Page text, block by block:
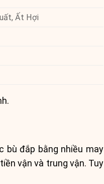
Ất Hợi
bù đắp bằng nhiều may
vận và trung vận. Tuy